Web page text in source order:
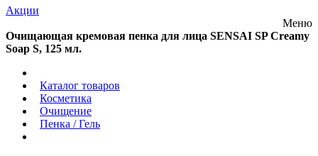
Акции
Меню
Очищающая кремовая пенка для лица SENSAI SP Creamy
Soap S, 125 мл.
Каталог товаров
Косметика
Очищение
Пенка / Гель